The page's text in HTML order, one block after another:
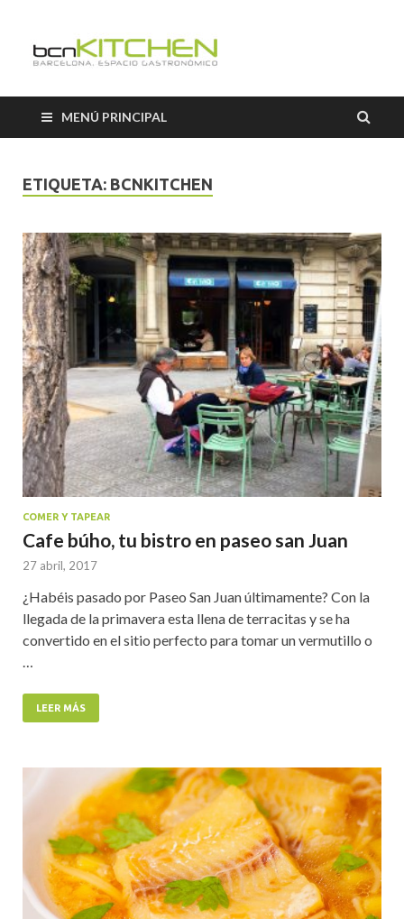
MENÚ PRINCIPAL
ETIQUETA: BCNKITCHEN
COMER Y TAPEAR
Cafe búho, tu bistro en paseo san Juan
27 abril, 2017
¿Habéis pasado por Paseo San Juan últimamente? Con la
llegada de la primavera esta llena de terracitas y se ha
convertido en el sitio perfecto para tomar un vermutillo o
…
LEER MÁS